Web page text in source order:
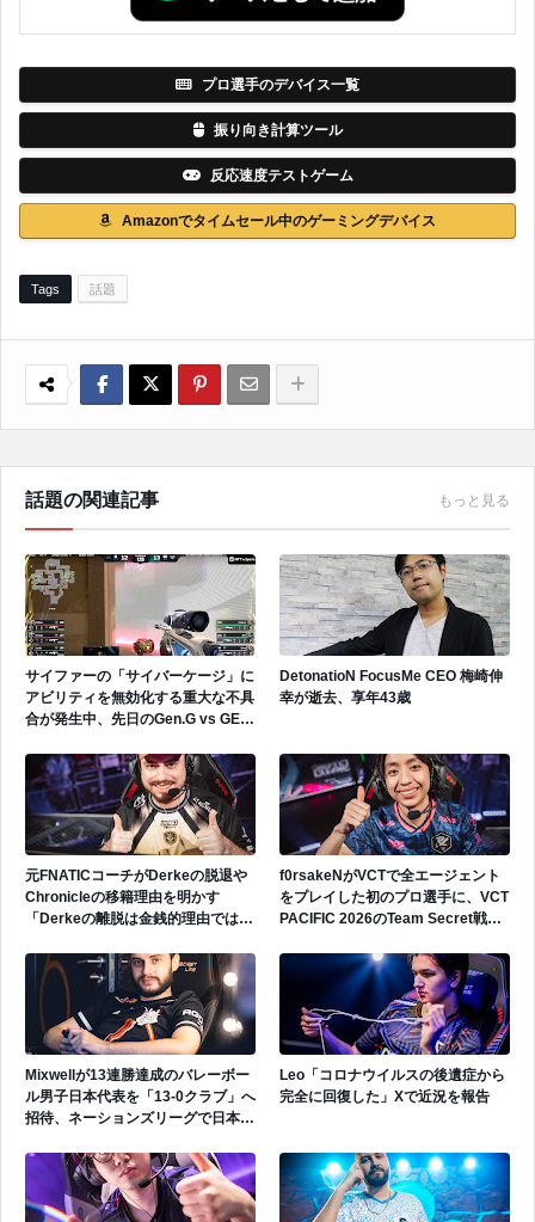
プロ選手のデバイス一覧
振り向き計算ツール
反応速度テストゲーム
Amazonでタイムセール中のゲーミングデバイス
Tags 話題
話題の関連記事 もっと見る
サイファーの「サイバーケージ」に
アビリティを無効化する重大な不具
合が発生中、先日のGen.G vs GEで
DetonatioN FocusMe CEO 梅崎伸
幸が逝去、享年43歳
元FNATICコーチがDerkeの脱退や
Chronicleの移籍理由を明かす
「Derkeの離脱は金銭的理由ではな
f0rsakeNがVCTで全エージェント
をプレイした初のプロ選手に、VCT
PACIFIC 2026のTeam Secret戦で
Mixwellが13連勝達成のバレーボー
ル男子日本代表を「13-0クラブ」へ
招待、ネーションズリーグで日本代
Leo「コロナウイルスの後遺症から
完全に回復した」Xで近況を報告